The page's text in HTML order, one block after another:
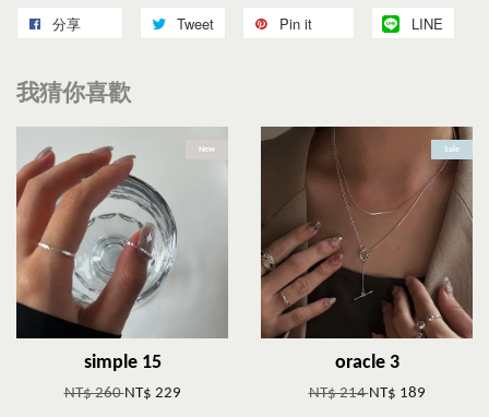
分享 Tweet Pin it LINE
我猜你喜歡
New
simple 15
NT$ 260NT$ 229
Sale
oracle 3
NT$ 214NT$ 189